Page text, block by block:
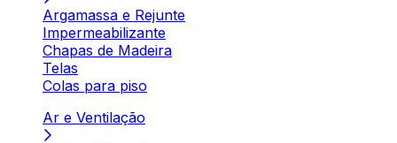
Argamassa e Rejunte
Impermeabilizante
Chapas de Madeira
Telas
Colas para piso
Ar e Ventilação